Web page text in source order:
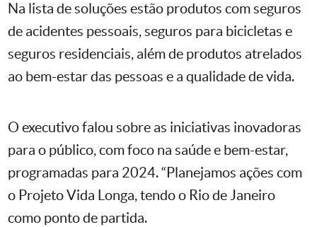
Na lista de soluções estão produtos com seguros
de acidentes pessoais, seguros para bicicletas e
seguros residenciais, além de produtos atrelados
ao bem-estar das pessoas e a qualidade de vida.
O executivo falou sobre as iniciativas inovadoras
para o público, com foco na saúde e bem-estar,
programadas para 2024. “Planejamos ações com
o Projeto Vida Longa, tendo o Rio de Janeiro
como ponto de partida.